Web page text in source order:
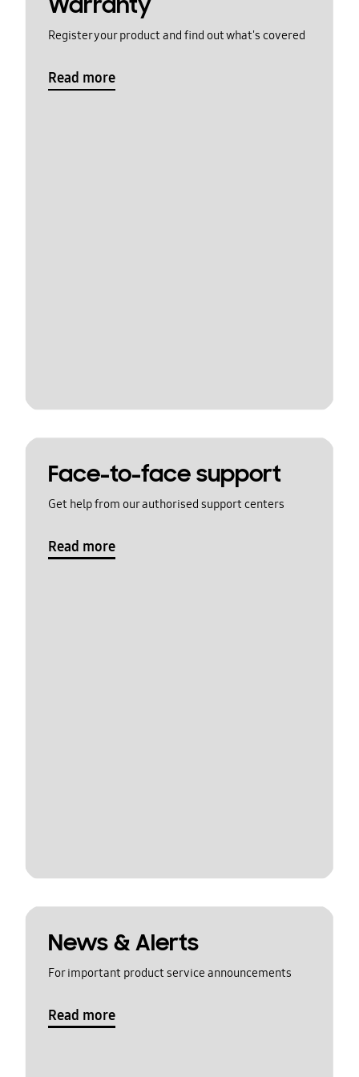
Register your product and find out what's covered
Read more
Face-to-face support
Get help from our authorised support centers
Read more
News & Alerts
For important product service announcements
Read more